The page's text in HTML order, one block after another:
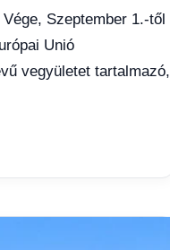
Szeptember 1.-től
Unió
vegyületet tartalmazó,